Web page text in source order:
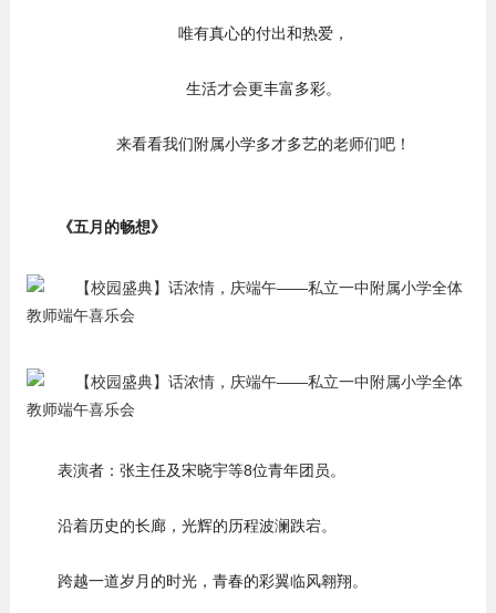
唯有真心的付出和热爱，
生活才会更丰富多彩。
来看看我们附属小学多才多艺的老师们吧！
《五月的畅想》
表演者：张主任及宋晓宇等8位青年团员。
沿着历史的长廊，光辉的历程波澜跌宕。
跨越一道岁月的时光，青春的彩翼临风翱翔。